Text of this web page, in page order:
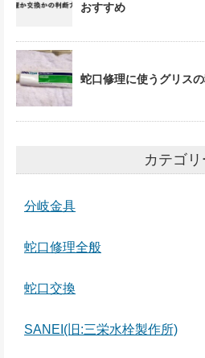
おすすめ
蛇口修理に使うグリス
カテゴリ
分岐金具
蛇口修理全般
蛇口交換
SANEI(旧:三栄水栓製作所)